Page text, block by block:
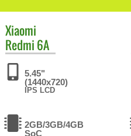
Xiaomi
Redmi 6A
5.45"
(1440x720)
IPS LCD
2GB/3GB/4GB
SoC